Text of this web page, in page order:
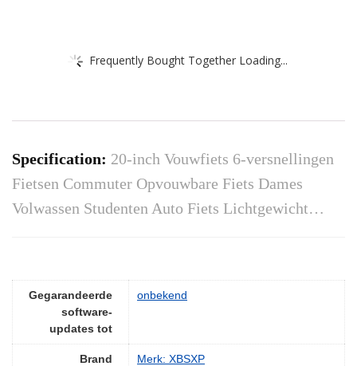
Frequently Bought Together Loading...
Specification: 20-inch Vouwfiets 6-versnellingen
Fietsen Commuter Opvouwbare Fiets Dames
Volwassen Studenten Auto Fiets Lichtgewicht…
Gegarandeerde
software-
updates tot
‎onbekend
Brand Merk: XBSXP